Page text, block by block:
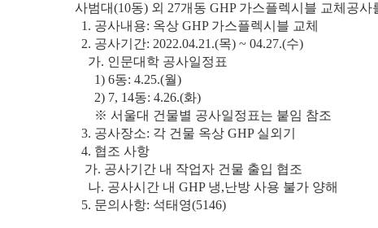
사범대(10동) 외 27개동 GHP 가스플렉시블 교체공사
1. 공사내용: 옥상 GHP 가스플렉시블 교체
2. 공사기간: 2022.04.21.(목) ~ 04.27.(수)
가. 인문대학 공사일정표
1) 6동: 4.25.(월)
2) 7, 14동: 4.26.(화)
※ 서울대 건물별 공사일정표는 붙임 참조
3. 공사장소: 각 건물 옥상 GHP 실외기
4. 협조 사항
가. 공사기간 내 작업자 건물 출입 협조
나. 공사시간 내 GHP 냉,난방 사용 불가 양해
5. 문의사항: 석태영(5146)